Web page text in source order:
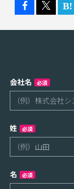
会社名 必須
姓 必須
名 必須